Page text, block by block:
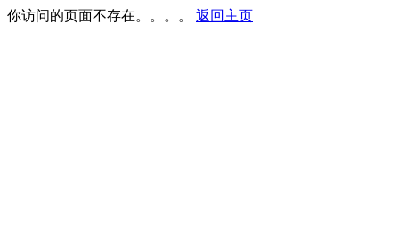
你访问的页面不存在。。。。 返回主页